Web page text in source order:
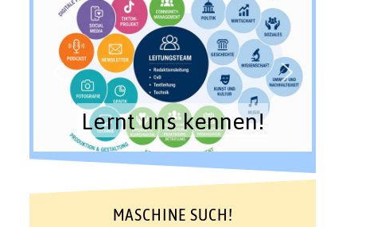
Lernt uns kennen!
MASCHINE SUCH!